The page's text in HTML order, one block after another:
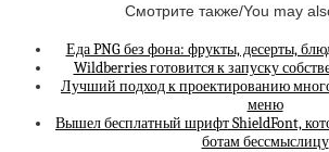
Смотрите также/You may
Еда PNG без фона: фрукты, десерты,
Wildberries готовится к запуску
Лучший подход к проектированию
меню
Вышел бесплатный шрифт ShieldFont,
ботам бессмыслицу